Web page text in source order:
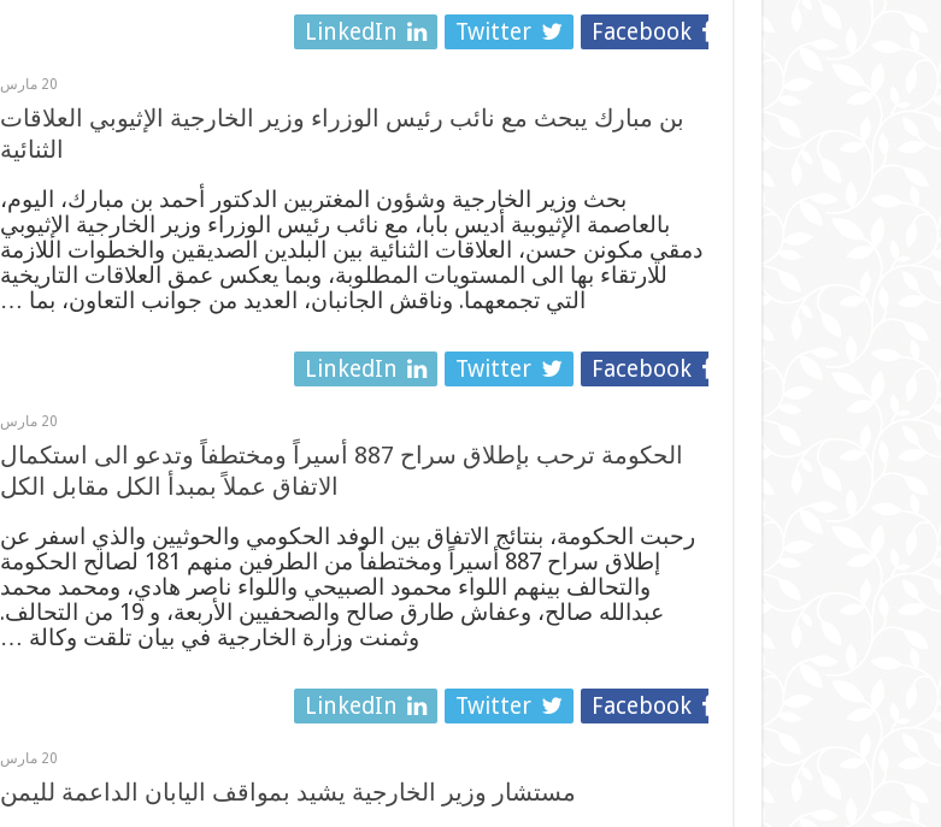
Facebook
Twitter
LinkedIn
20 مارس
بن مبارك يبحث مع نائب رئيس الوزراء وزير الخارجية الإثيوبي العلاقات
الثنائية
بحث وزير الخارجية وشؤون المغتربين الدكتور أحمد بن مبارك، اليوم،
بالعاصمة الإثيوبية أديس بابا، مع نائب رئيس الوزراء وزير الخارجية الإثيوبي
دمقي مكونن حسن، العلاقات الثنائية بين البلدين الصديقين والخطوات اللازمة
للارتقاء بها الى المستويات المطلوبة، وبما يعكس عمق العلاقات التاريخية
التي تجمعهما. وناقش الجانبان، العديد من جوانب التعاون، بما …
Facebook
Twitter
LinkedIn
20 مارس
الحكومة ترحب بإطلاق سراح 887 أسيراً ومختطفاً وتدعو الى استكمال
الاتفاق عملاً بمبدأ الكل مقابل الكل
رحبت الحكومة، بنتائج الاتفاق بين الوفد الحكومي والحوثيين والذي اسفر عن
إطلاق سراح 887 أسيراً ومختطفاً من الطرفين منهم 181 لصالح الحكومة
والتحالف بينهم اللواء محمود الصبيحي واللواء ناصر هادي، ومحمد محمد
عبدالله صالح، وعفاش طارق صالح والصحفيين الأربعة، و 19 من التحالف.
وثمنت وزارة الخارجية في بيان تلقت وكالة …
Facebook
Twitter
LinkedIn
20 مارس
مستشار وزير الخارجية يشيد بمواقف اليابان الداعمة لليمن